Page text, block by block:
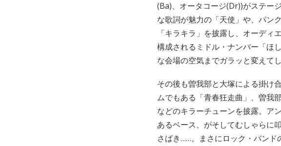
(Ba)、オータコージ(Dr))がステー
な歌詞が魅力の「天使」や、パン
「キラキラ」を披露し、オーデ
構成されるミドル・ナンバー「ほ
な会場の空気までガラッと変えて
その後も曽我部と大塚による掛け
ムでもある「青春狂走曲」、曽我
などのキラーチューンを披露。ア
あるベース、がそしてむしゃらに
さばき……。まさにロック・バンド